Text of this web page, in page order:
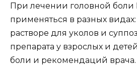
При лечении головной
применяться в разных видах:
растворе для уколов и
препарата у взрослых и
боли и рекомендаций врача.